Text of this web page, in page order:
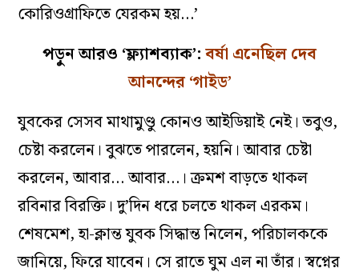
কোরিওগ্রাফিতে যেরকম হয়…’
পড়ুন আরও ‘ফ্ল‌্যাশব‌্যাক’:বর্ষা এনেছিল দেব
আনন্দের ‘গাইড’
যুবকের সেসব মাথামুণ্ডু কোনও আইডিয়াই নেই। তবুও,
চেষ্টা করলেন। বুঝতে পারলেন, হয়নি। আবার চেষ্টা
করলেন, আবার… আবার…। ক্রমশ বাড়তে থাকল
রবিনার বিরক্তি। দু’দিন ধরে চলতে থাকল এরকম।
শেষমেশ, হা-ক্লান্ত যুবক সিদ্ধান্ত নিলেন, পরিচালককে
জানিয়ে, ফিরে যাবেন। সে রাতে ঘুম এল না তাঁর। স্বপ্নের